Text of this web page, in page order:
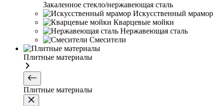
Закаленное стекло/нержавеющая сталь
Искусственный мрамор
Кварцевые мойки
Нержавеющая сталь
Смесители
Плитные материалы
Плитные материалы